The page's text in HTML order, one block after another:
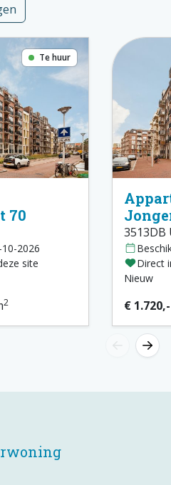
Te huur
70
2026
site
2
3513DB
Direct
Nieuw
€